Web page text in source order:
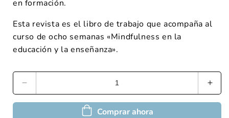
en formación.
Esta revista es el libro de trabajo que acompaña al
curso de ocho semanas «Mindfulness en la
educación y la enseñanza».
Comprar ahora